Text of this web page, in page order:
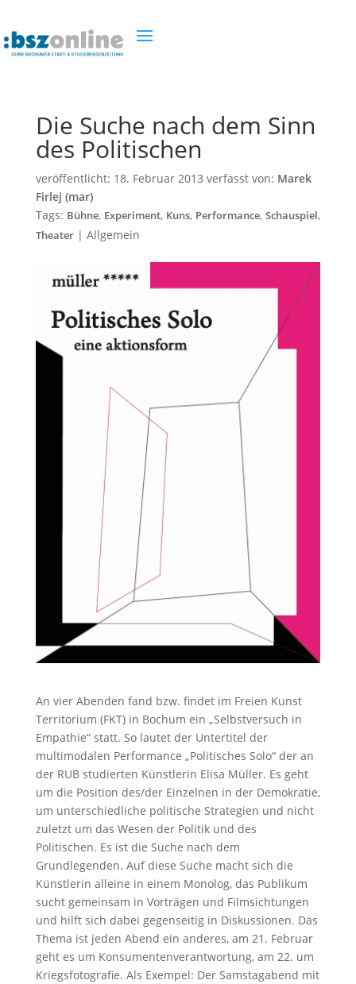
Die Suche nach dem Sinn
des Politischen
veröffentlicht: 18. Februar 2013 verfasst von: Marek
Firlej (mar)
Tags: Bühne, Experiment, Kuns, Performance, Schauspiel,
Theater| Allgemein
An vier Abenden fand bzw. findet im Freien Kunst
Territorium (FKT) in Bochum ein „Selbstversuch in
Empathie“ statt. So lautet der Untertitel der
multimodalen Performance „Politisches Solo“ der an
der RUB studierten Künstlerin Elisa Müller. Es geht
um die Position des/der Einzelnen in der Demokratie,
um unterschiedliche politische Strategien und nicht
zuletzt um das Wesen der Politik und des
Politischen. Es ist die Suche nach dem
Grundlegenden. Auf diese Suche macht sich die
Künstlerin alleine in einem Monolog, das Publikum
sucht gemeinsam in Vorträgen und Filmsichtungen
und hilft sich dabei gegenseitig in Diskussionen. Das
Thema ist jeden Abend ein anderes, am 21. Februar
geht es um Konsumentenverantwortung, am 22. um
Kriegsfotografie. Als Exempel: Der Samstagabend mit